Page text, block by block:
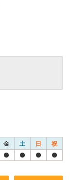
金 土 日 祝